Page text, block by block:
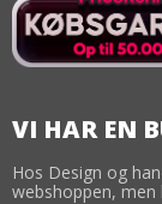
VI HAR EN
Hos Design og
webshoppen, men